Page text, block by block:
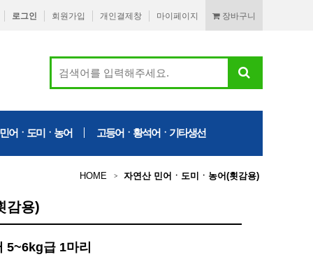
장바구니
마이페이지
개인결제창
회원가입
로그인
어ㆍ도미ㆍ농어 고등어ㆍ황석어ㆍ기타생선
감용)
HOME 자연산 민어ㆍ도미ㆍ농어(횟감용)
5~6kg급 1마리